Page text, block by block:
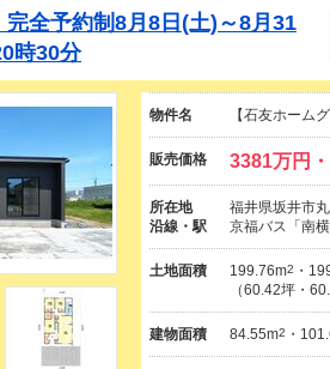
完全予約制8月8日(土)～8月31
時30分
物件名 【石友ホー
販売価格 3381万円
所在地
福井県坂井市
沿線・駅
京福バス「南
土地面積 199.76m2 ・
（60.42坪・
建物面積 84.55m2 ・